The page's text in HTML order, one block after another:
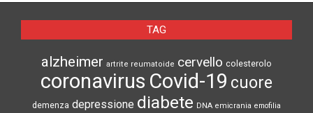
TAG
alzheimer artrite reumatoide cervello colesterolo
coronavirus Covid-19 cuore
demenza depressione diabete DNA emicrania emofilia